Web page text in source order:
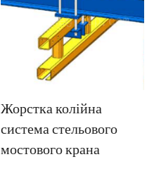
Жорстка колійна
система стельового
мостового крана